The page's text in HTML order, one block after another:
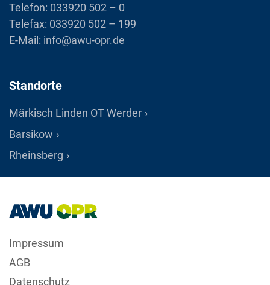
Telefon: 033920 502 – 0
Telefax: 033920 502 – 199
E-Mail: info@awu-opr.de
Standorte
Märkisch Linden OT Werder
Barsikow
Rheinsberg
Impressum
AGB
Datenschutz